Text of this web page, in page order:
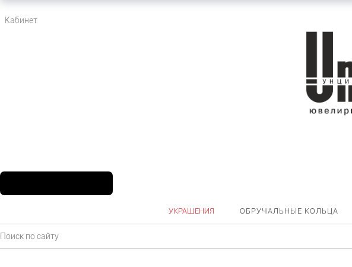
Кабинет
УКРАШЕНИЯ ОБРУЧАЛЬНЫЕ КОЛЬЦА
Главная Каталог